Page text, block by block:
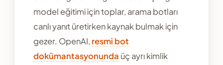
model eğitimi için toplar, arama botları
canlı yanıt üretirken kaynak bulmak için
gezer. OpenAI, resmi bot
dokümantasyonunda üç ayrı kimlik